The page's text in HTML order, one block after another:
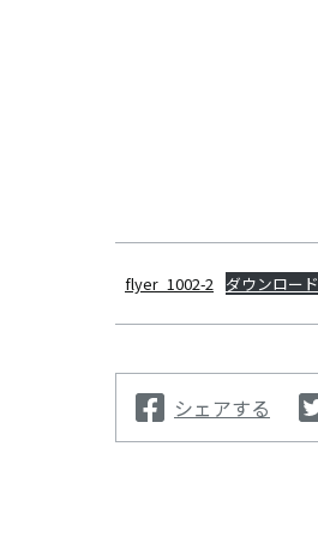
flyer_1002-2 ダウンロード
シェアする